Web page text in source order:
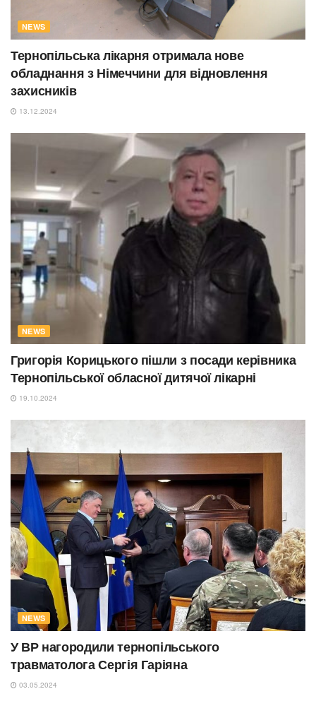
NEWS
Тернопільська лікарня отримала нове
обладнання з Німеччини для відновлення
захисників
13.12.2024
NEWS
Григорія Корицького пішли з посади керівника
Тернопільської обласної дитячої лікарні
19.10.2024
NEWS
У ВР нагородили тернопільського
травматолога Сергія Гаріяна
03.05.2024